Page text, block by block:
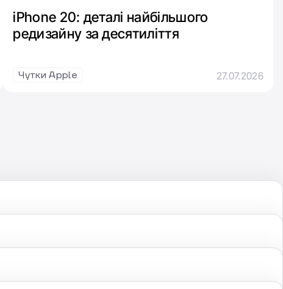
iPhone 20: деталі найбільшого
редизайну за десятиліття
Чутки Apple 27.07.2026